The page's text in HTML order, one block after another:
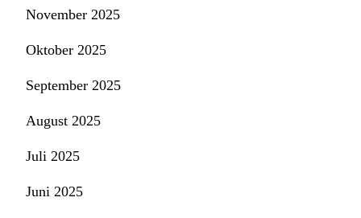
November 2025
Oktober 2025
September 2025
August 2025
Juli 2025
Juni 2025